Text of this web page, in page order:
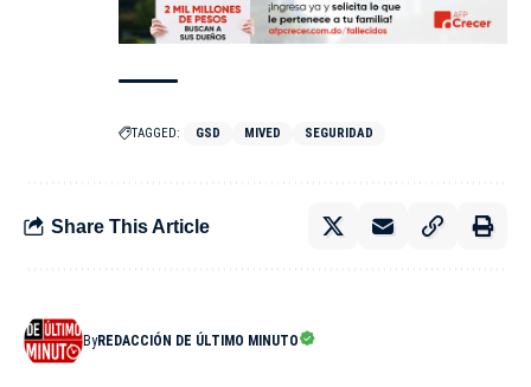
TAGGED: GSD MIVED SEGURIDAD
Share This Article
ByREDACCIÓN DE ÚLTIMO MINUTO